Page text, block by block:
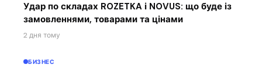
Удар по складах ROZETKA і NOVUS: що буде із
замовленнями, товарами та цінами
2 дня тому
БИЗНЕС